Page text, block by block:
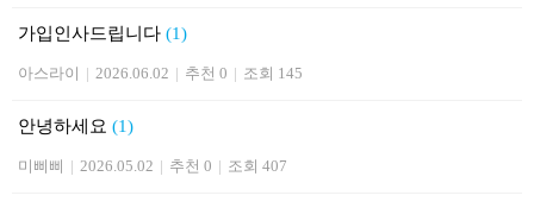
가입인사드립니다 (1)
아스라이 | 2026.06.02 | 추천 0 | 조회 145
안녕하세요 (1)
미삐삐 | 2026.05.02 | 추천 0 | 조회 407